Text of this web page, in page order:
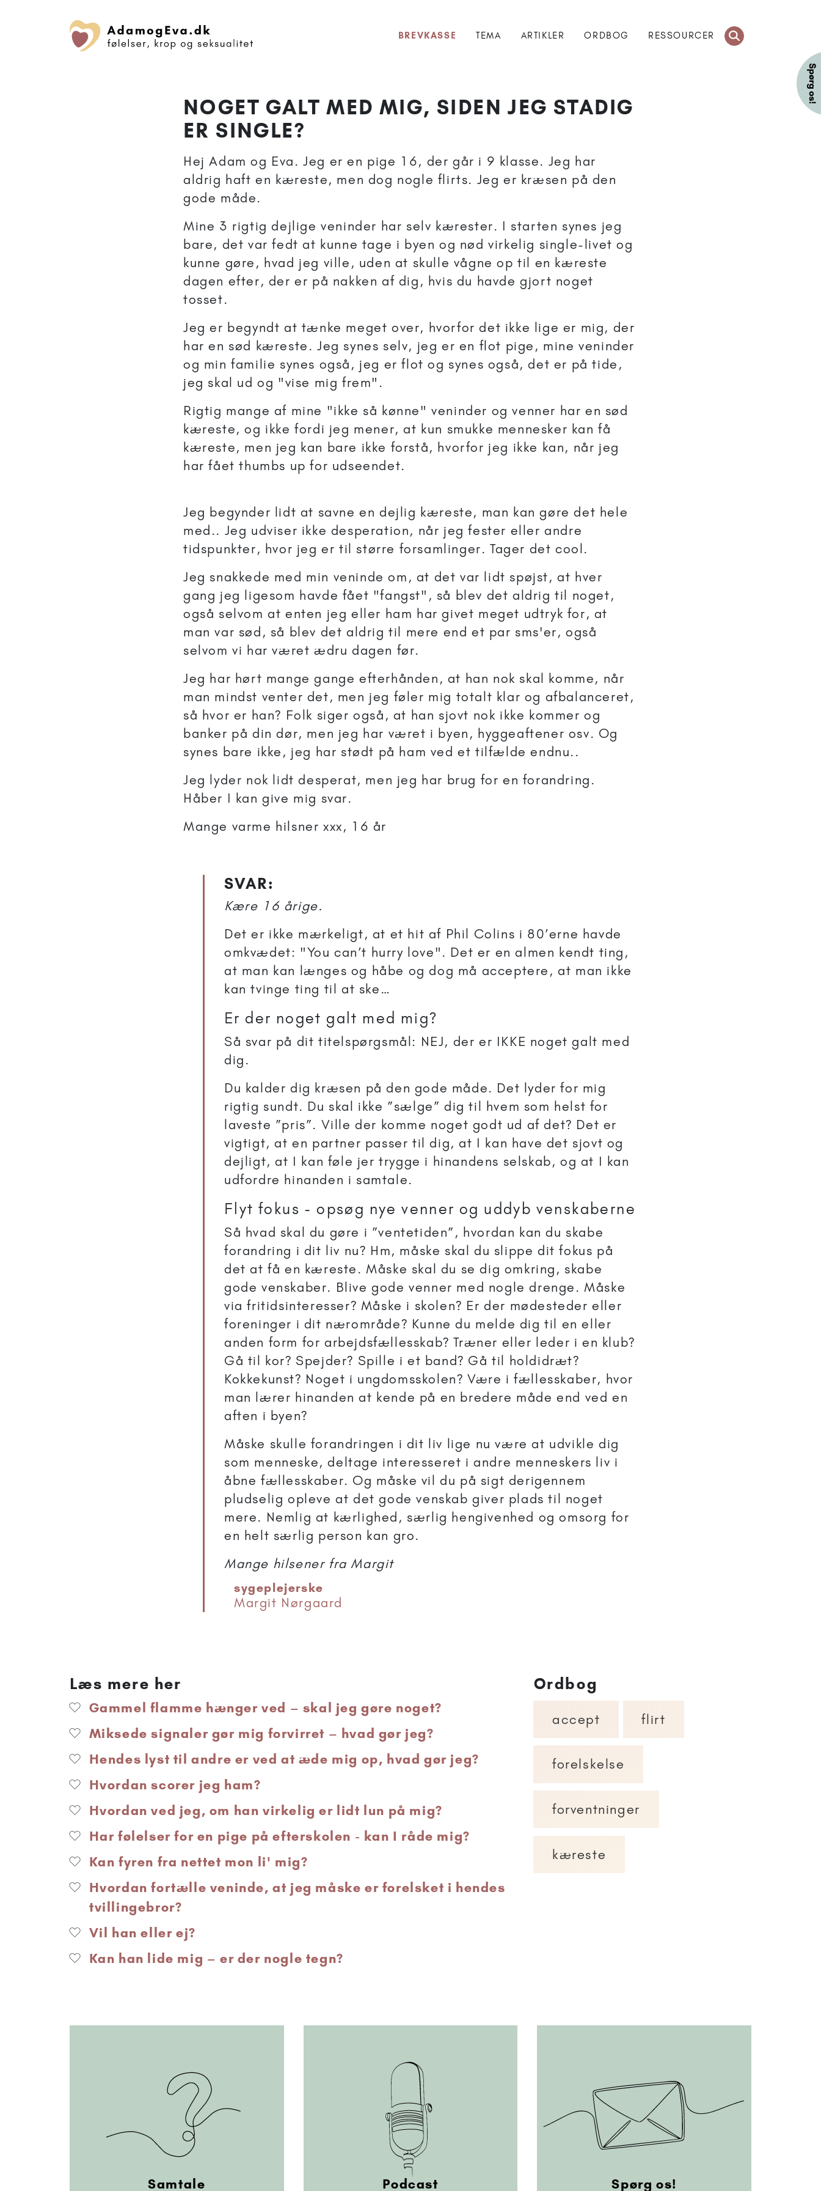
BREVKASSE TEMA ARTIKLER ORDBOG RESSOURCER
NOGET GALT MED MIG, SIDEN JEG STADIG
ER SINGLE?
Hej Adam og Eva. Jeg er en pige 16, der går i 9 klasse. Jeg har
aldrig haft en kæreste, men dog nogle flirts. Jeg er kræsen på den
gode måde.
Mine 3 rigtig dejlige veninder har selv kærester. I starten synes jeg
bare, det var fedt at kunne tage i byen og nød virkelig single-livet og
kunne gøre, hvad jeg ville, uden at skulle vågne op til en kæreste
dagen efter, der er på nakken af dig, hvis du havde gjort noget
tosset.
Jeg er begyndt at tænke meget over, hvorfor det ikke lige er mig, der
har en sød kæreste. Jeg synes selv, jeg er en flot pige, mine veninder
og min familie synes også, jeg er flot og synes også, det er på tide,
jeg skal ud og "vise mig frem".
Rigtig mange af mine "ikke så kønne" veninder og venner har en sød
kæreste, og ikke fordi jeg mener, at kun smukke mennesker kan få
kæreste, men jeg kan bare ikke forstå, hvorfor jeg ikke kan, når jeg
har fået thumbs up for udseendet.
Jeg begynder lidt at savne en dejlig kæreste, man kan gøre det hele
med.. Jeg udviser ikke desperation, når jeg fester eller andre
tidspunkter, hvor jeg er til større forsamlinger. Tager det cool.
Jeg snakkede med min veninde om, at det var lidt spøjst, at hver
gang jeg ligesom havde fået "fangst", så blev det aldrig til noget,
også selvom at enten jeg eller ham har givet meget udtryk for, at
man var sød, så blev det aldrig til mere end et par sms'er, også
selvom vi har været ædru dagen før.
Jeg har hørt mange gange efterhånden, at han nok skal komme, når
man mindst venter det, men jeg føler mig totalt klar og afbalanceret,
så hvor er han? Folk siger også, at han sjovt nok ikke kommer og
banker på din dør, men jeg har været i byen, hyggeaftener osv. Og
synes bare ikke, jeg har stødt på ham ved et tilfælde endnu..
Jeg lyder nok lidt desperat, men jeg har brug for en forandring.
Håber I kan give mig svar.
Mange varme hilsner xxx, 16 år
SVAR:
Kære 16 årige.
Det er ikke mærkeligt, at et hit af Phil Colins i 80’erne havde
omkvædet: "You can’t hurry love". Det er en almen kendt ting,
at man kan længes og håbe og dog må acceptere, at man ikke
kan tvinge ting til at ske…
Er der noget galt med mig?
Så svar på dit titelspørgsmål: NEJ, der er IKKE noget galt med
dig.
Du kalder dig kræsen på den gode måde. Det lyder for mig
rigtig sundt. Du skal ikke ”sælge” dig til hvem som helst for
laveste ”pris”. Ville der komme noget godt ud af det? Det er
vigtigt, at en partner passer til dig, at I kan have det sjovt og
dejligt, at I kan føle jer trygge i hinandens selskab, og at I kan
udfordre hinanden i samtale.
Flyt fokus - opsøg nye venner og uddyb venskaberne
Så hvad skal du gøre i ”ventetiden”, hvordan kan du skabe
forandring i dit liv nu? Hm, måske skal du slippe dit fokus på
det at få en kæreste. Måske skal du se dig omkring, skabe
gode venskaber. Blive gode venner med nogle drenge. Måske
via fritidsinteresser? Måske i skolen? Er der mødesteder eller
foreninger i dit nærområde? Kunne du melde dig til en eller
anden form for arbejdsfællesskab? Træner eller leder i en klub?
Gå til kor? Spejder? Spille i et band? Gå til holdidræt?
Kokkekunst? Noget i ungdomsskolen? Være i fællesskaber, hvor
man lærer hinanden at kende på en bredere måde end ved en
aften i byen?
Måske skulle forandringen i dit liv lige nu være at udvikle dig
som menneske, deltage interesseret i andre menneskers liv i
åbne fællesskaber. Og måske vil du på sigt derigennem
pludselig opleve at det gode venskab giver plads til noget
mere. Nemlig at kærlighed, særlig hengivenhed og omsorg for
en helt særlig person kan gro.
Mange hilsener fra Margit
sygeplejerske
Margit Nørgaard
Læs mere her
Gammel flamme hænger ved – skal jeg gøre noget?
Miksede signaler gør mig forvirret – hvad gør jeg?
Hendes lyst til andre er ved at æde mig op, hvad gør jeg?
Hvordan scorer jeg ham?
Hvordan ved jeg, om han virkelig er lidt lun på mig?
Har følelser for en pige på efterskolen - kan I råde mig?
Kan fyren fra nettet mon li' mig?
Hvordan fortælle veninde, at jeg måske er forelsket i hendes
tvillingebror?
Vil han eller ej?
Kan han lide mig – er der nogle tegn?
Ordbog
accept flirt
forelskelse
forventninger
kæreste
Samtale Podcast Spørg os!